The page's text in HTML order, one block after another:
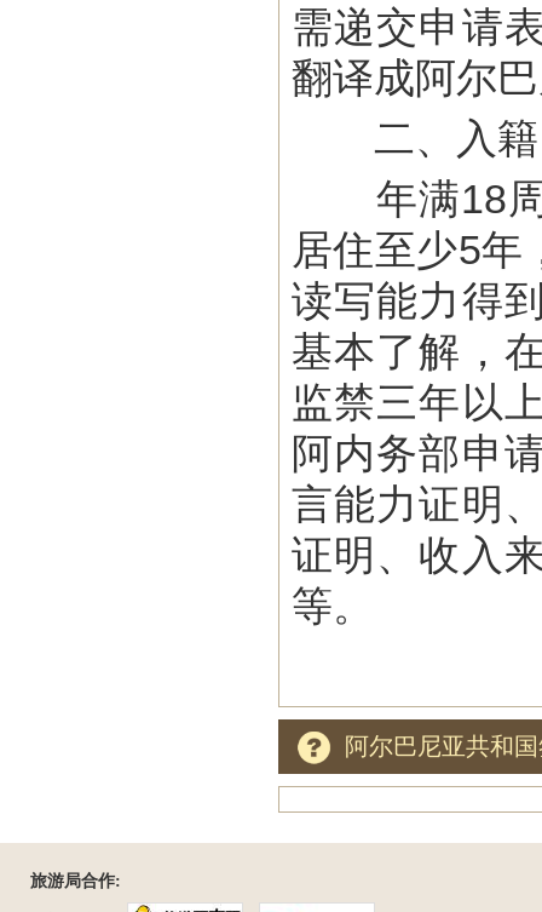
需递交申请
翻译成阿尔
二、入籍
年满18周
居住至少5年
读写能力得
基本了解，
监禁三年以
阿内务部申
言能力证明
证明、收入
等。
阿尔巴尼亚共和
旅游局合作: